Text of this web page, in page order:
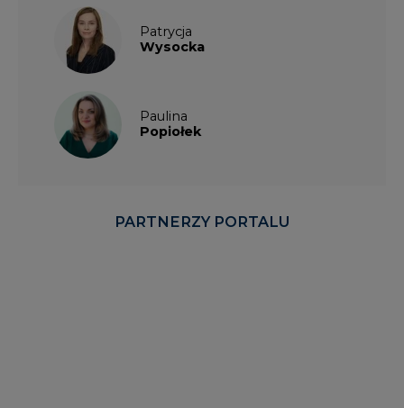
Patrycja
Wysocka
Paulina
Popiołek
PARTNERZY PORTALU